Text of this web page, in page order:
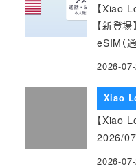
【Xiao
【新登
eSIM（
2026-
Xiao
【Xiao
2026/
2026-